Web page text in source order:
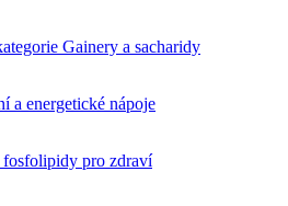
Gainery a sacharidy
a energetické nápoje
fosfolipidy pro zdraví